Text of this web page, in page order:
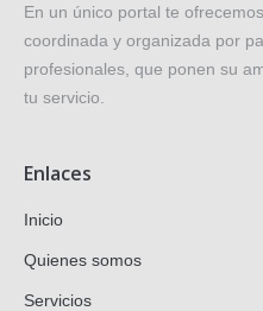
En un único portal te
coordinada y organizada por
profesionales, que ponen su
tu servicio.
Enlaces
Inicio
Quienes somos
Servicios